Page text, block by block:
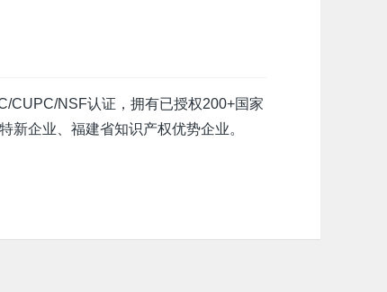
CUPC/NSF认证，拥有已授权200+国家
企业、福建省知识产权优势企业。